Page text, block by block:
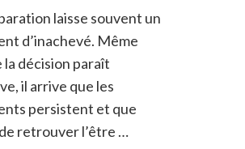
laisse souvent un
d’inachevé. Même
la décision paraît
il arrive que les
persistent et que
retrouver l’être …